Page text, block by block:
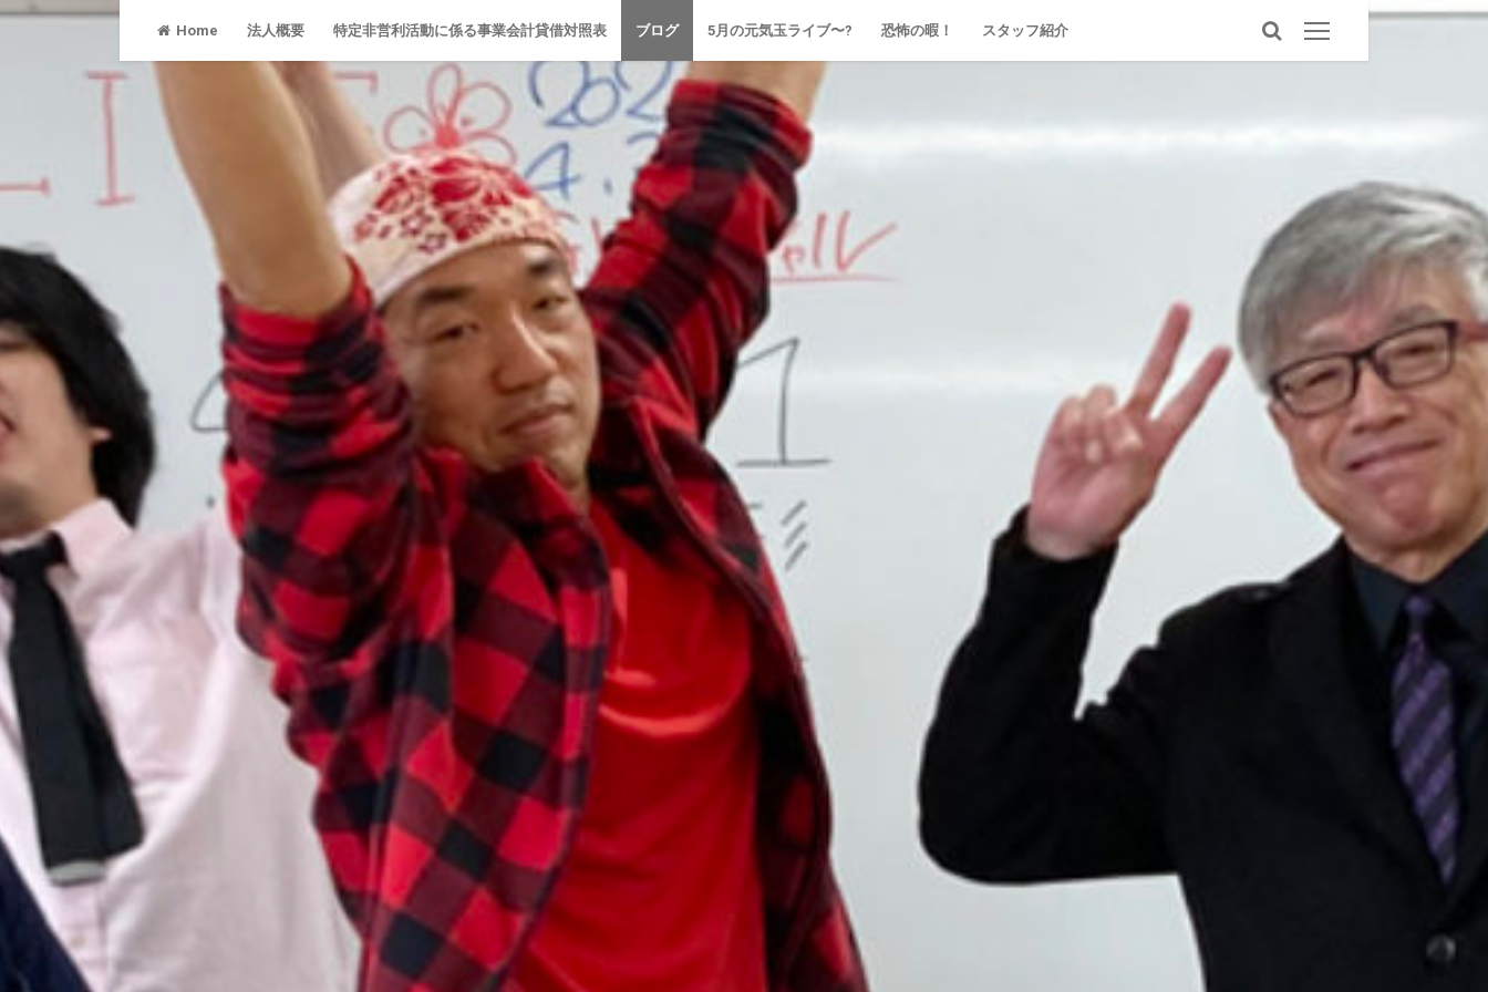
Skip
Home 法人概要 特定非営利活動に係る事業会計貸借対照表 ブログ 5月の元気玉ライブ〜? 恐怖の暇！ スタッフ紹介